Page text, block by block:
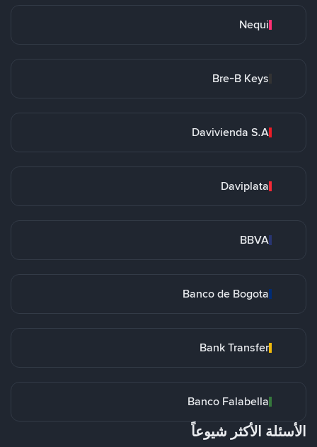
Nequi
Bre-B Keys
Davivienda S.A
Daviplata
BBVA
Banco de Bogota
Bank Transfer
Banco Falabella
الأسئلة الأكثر شيوعاً